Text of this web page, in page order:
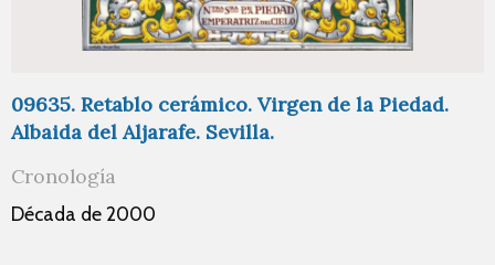
09635. Retablo cerámico. Virgen de la Piedad.
Albaida del Aljarafe. Sevilla.
Cronología
Década de 2000